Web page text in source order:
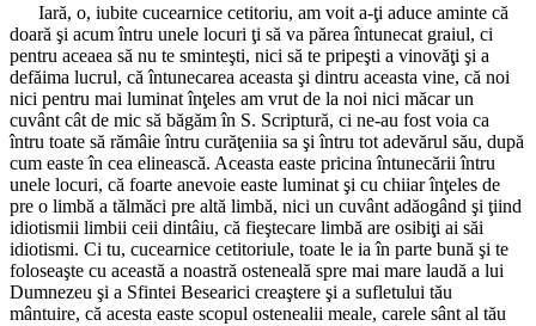
Iară, o, iubite cucearnice cetitoriu, am voit a-ţi aduce aminte că
doară şi acum întru unele locuri ţi să va părea întunecat graiul, ci
pentru aceaea să nu te sminteşti, nici să te pripeşti a vinovăţi şi a
defăima lucrul, că întunecarea aceasta şi dintru aceasta vine, că noi
nici pentru mai luminat înţeles am vrut de la noi nici măcar un
cuvânt cât de mic să băgăm în S. Scriptură, ci ne-au fost voia ca
întru toate să rămâie întru curăţeniia sa şi întru tot adevărul său, după
cum easte în cea elinească. Aceasta easte pricina întunecării întru
unele locuri, că foarte anevoie easte luminat şi cu chiiar înţeles de
pre o limbă a tălmăci pre altă limbă, nici un cuvânt adăogând şi ţiind
idiotismii limbii ceii dintâiu, că fieştecare limbă are osibiţi ai săi
idiotismi. Ci tu, cucearnice cetitoriule, toate le ia în parte bună şi te
foloseaşte cu această a noastră osteneală spre mai mare laudă a lui
Dumnezeu şi a Sfintei Besearici creaştere şi a sufletului tău
mântuire, că acesta easte scopul ostenealii meale, carele sânt al tău